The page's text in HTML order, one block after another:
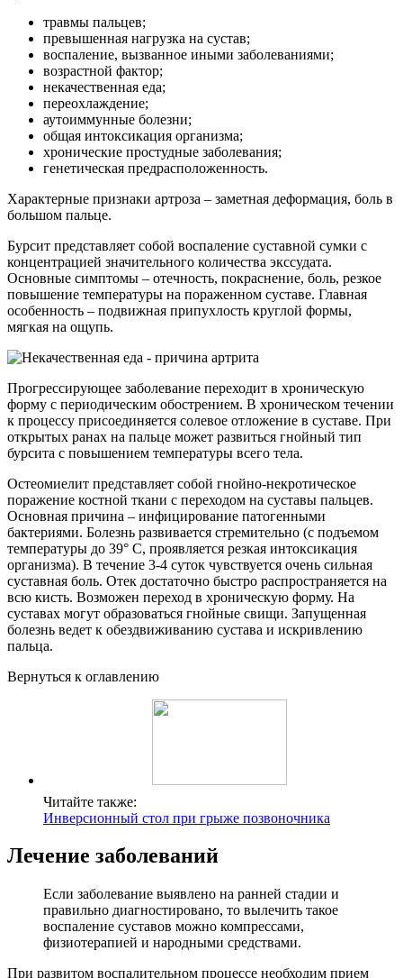
травмы пальцев;
превышенная нагрузка на сустав;
воспаление, вызванное иными заболеваниями;
возрастной фактор;
некачественная еда;
переохлаждение;
аутоиммунные болезни;
общая интоксикация организма;
хронические простудные заболевания;
генетическая предрасположенность.
Характерные признаки артроза – заметная деформация, боль в
большом пальце.
Бурсит представляет собой воспаление суставной сумки с
концентрацией значительного количества экссудата.
Основные симптомы – отечность, покраснение, боль, резкое
повышение температуры на пораженном суставе. Главная
особенность – подвижная припухлость круглой формы,
мягкая на ощупь.
Прогрессирующее заболевание переходит в хроническую
форму с периодическим обострением. В хроническом течении
к процессу присоединяется солевое отложение в суставе. При
открытых ранах на пальце может развиться гнойный тип
бурсита с повышением температуры всего тела.
Остеомиелит представляет собой гнойно-некротическое
поражение костной ткани с переходом на суставы пальцев.
Основная причина – инфицирование патогенными
бактериями. Болезнь развивается стремительно (с подъемом
температуры до 39° С, проявляется резкая интоксикация
организма). В течение 3-4 суток чувствуется очень сильная
суставная боль. Отек достаточно быстро распространяется на
всю кисть. Возможен переход в хроническую форму. На
суставах могут образоваться гнойные свищи. Запущенная
болезнь ведет к обездвиживанию сустава и искривлению
пальца.
Вернуться к оглавлению
Читайте также:
Инверсионный стол при грыже позвоночника
Лечение заболеваний
Если заболевание выявлено на ранней стадии и
правильно диагностировано, то вылечить такое
воспаление суставов можно компрессами,
физиотерапией и народными средствами.
При развитом воспалительном процессе необходим прием